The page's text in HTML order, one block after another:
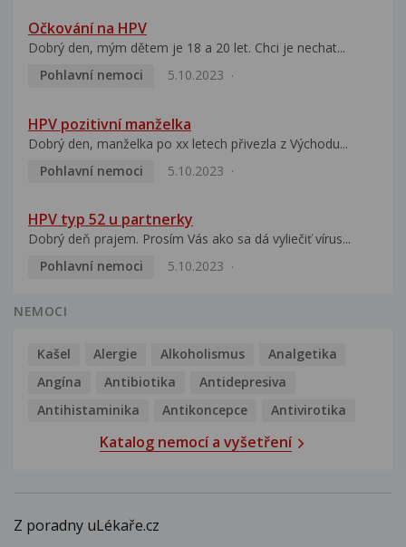
Očkování na HPV
Dobrý den, mým dětem je 18 a 20 let. Chci je nechat...
Pohlavní nemoci
5.10.2023
HPV pozitivní manželka
Dobrý den, manželka po xx letech přivezla z Východu...
Pohlavní nemoci
5.10.2023
HPV typ 52 u partnerky
Dobrý deň prajem. Prosím Vás ako sa dá vyliečiť vírus...
Pohlavní nemoci
5.10.2023
NEMOCI
Kašel Alergie Alkoholismus
Analgetika
Angína
Antibiotika
Antidepresiva
Antihistaminika
Antikoncepce Antivirotika
Katalog nemocí a vyšetření
Z poradny uLékaře.cz